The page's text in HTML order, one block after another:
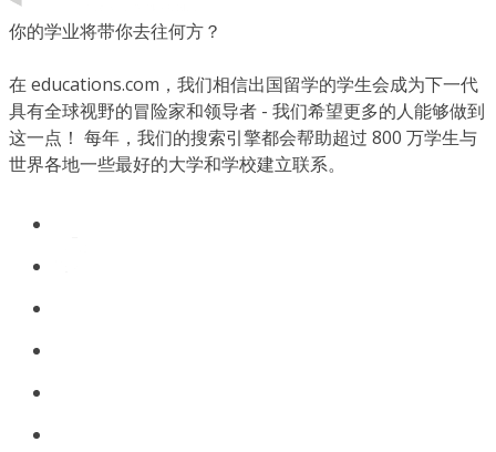
你的学业将带你去往何方？
在 educations.com，我们相信出国留学的学生会成为下一代
具有全球视野的冒险家和领导者 - 我们希望更多的人能够做到
这一点！ 每年，我们的搜索引擎都会帮助超过 800 万学生与
世界各地一些最好的大学和学校建立联系。